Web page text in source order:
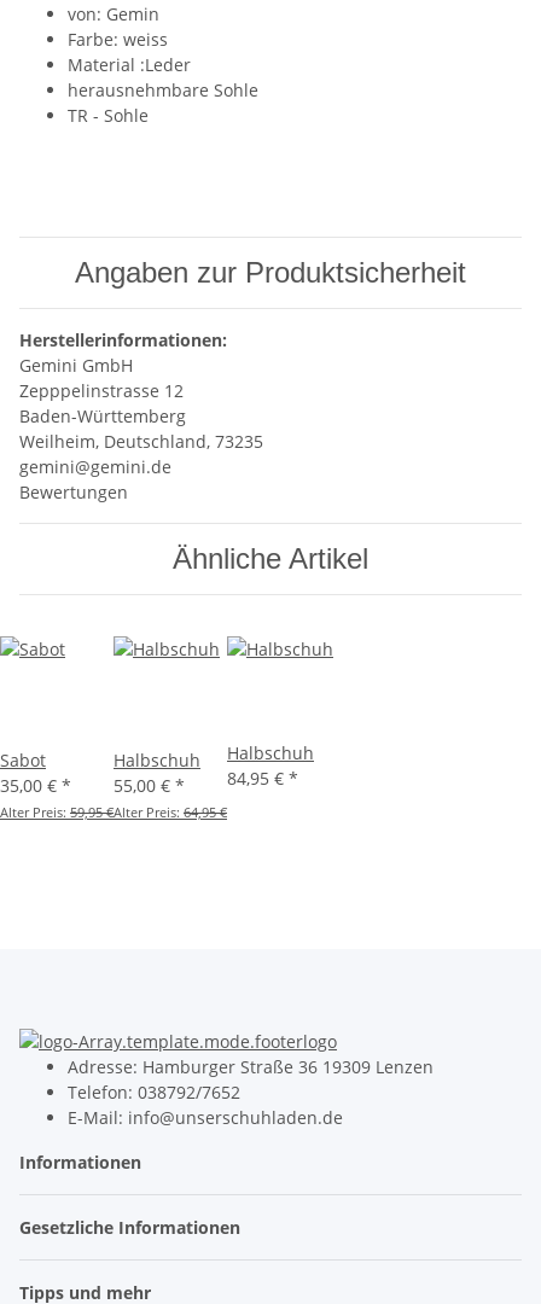
von: Gemin
Farbe: weiss
Material :Leder
herausnehmbare Sohle
TR - Sohle
Angaben zur Produktsicherheit
Herstellerinformationen:
Gemini GmbH
Zepppelinstrasse 12
Baden-Württemberg
Weilheim, Deutschland, 73235
gemini@gemini.de
Bewertungen
Ähnliche Artikel
Sabot
35,00 € *
Alter Preis: 59,95 €
Halbschuh
55,00 € *
Alter Preis: 64,95 €
Halbschuh
84,95 € *
Adresse: Hamburger Straße 36 19309 Lenzen
Telefon: 038792/7652
E-Mail: info@unserschuhladen.de
Informationen
Gesetzliche Informationen
Tipps und mehr